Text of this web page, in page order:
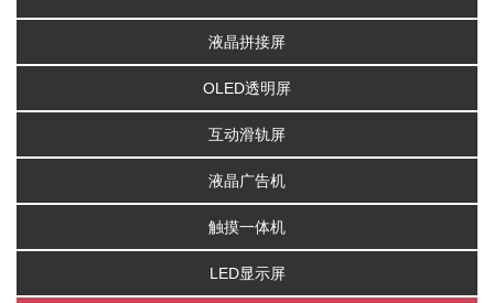
液晶拼接屏
OLED透明屏
互动滑轨屏
液晶广告机
触摸一体机
LED显示屏